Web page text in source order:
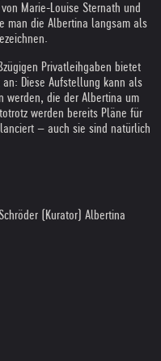
Marie-Louise Sternath und
man die Albertina langsam als
Privatleihgaben bietet
Diese Aufstellung kann als
werden, die der Albertina um
werden bereits Pläne für
– auch sie sind natürlich
(Kurator) Albertina